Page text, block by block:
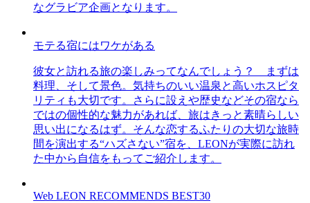
なグラビア企画となります。
モテる宿にはワケがある
彼女と訪れる旅の楽しみってなんでしょう？ まずは
料理、そして景色。気持ちのいい温泉と高いホスピタ
リティも大切です。さらに設えや歴史などその宿なら
ではの個性的な魅力があれば、旅はきっと素晴らしい
思い出になるはず。そんな恋するふたりの大切な旅時
間を演出する“ハズさない”宿を、LEONが実際に訪れ
た中から自信をもってご紹介します。
Web LEON RECOMMENDS BEST30